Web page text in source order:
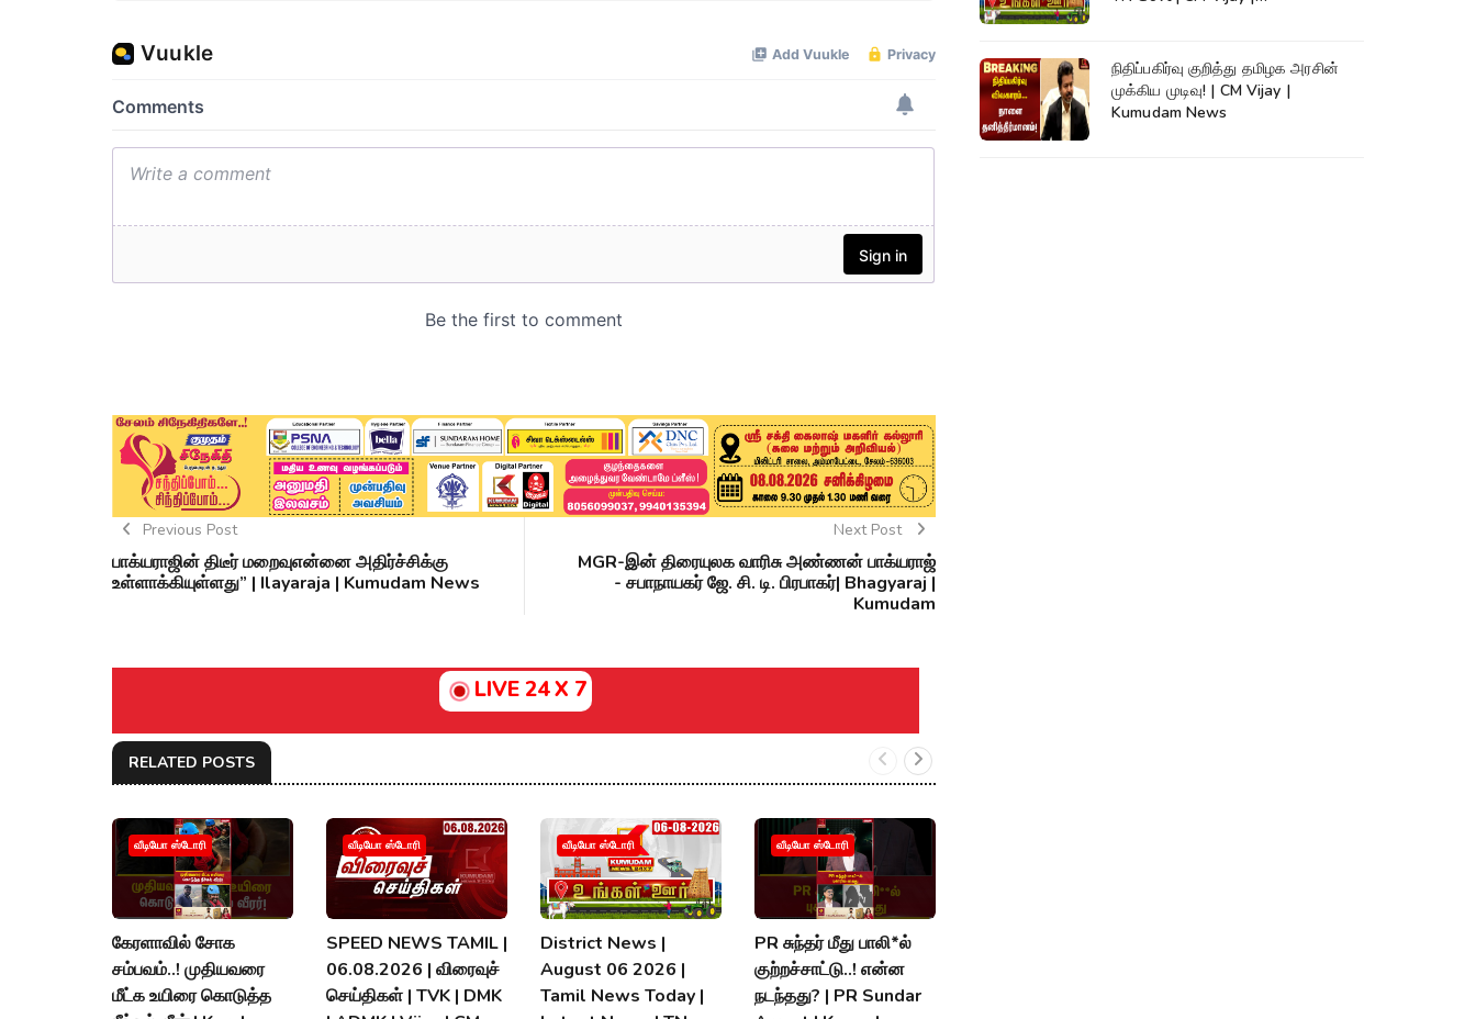
Previous Post
பாக்யராஜின் திடீர் மறைவுஎன்னை அதிர்ச்சிக்கு
உள்ளாக்கியுள்ளது” | Ilayaraja | Kumudam News
Next Post
MGR-இன் திரையுலக வாரிசு அண்ணன் பாக்யராஜ்
- சபாநாயகர் ஜே. சி. டி. பிரபாகர்| Bhagyaraj |
Kumudam
LIVE 24 X 7
RELATED POSTS
வீடியோ ஸ்டோரி
கேரளாவில் சோக
சம்பவம்..! முதியவரை
மீட்க உயிரை கொடுத்த
வீடியோ ஸ்டோரி
SPEED NEWS TAMIL |
06.08.2026 | விரைவுச்
செய்திகள் | TVK | DMK
வீடியோ ஸ்டோரி
District News |
August 06 2026 |
Tamil News Today |
வீடியோ ஸ்டோரி
PR சுந்தர் மீது பாலி*ல்
குற்றச்சாட்டு..! என்ன
நடந்தது? | PR Sundar
நிதிப்பகிர்வு குறித்து தமிழக அரசின்
முக்கிய முடிவு! | CM Vijay |
Kumudam News